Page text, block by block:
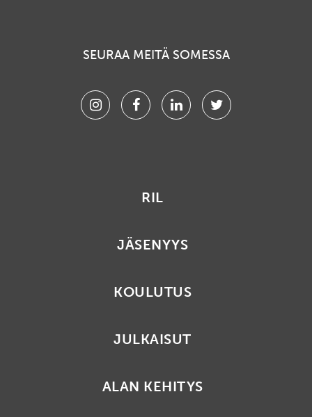
SEURAA MEITÄ SOMESSA
InstagramFacebookLinkedinTwitter
RIL
JÄSENYYS
KOULUTUS
JULKAISUT
ALAN KEHITYS